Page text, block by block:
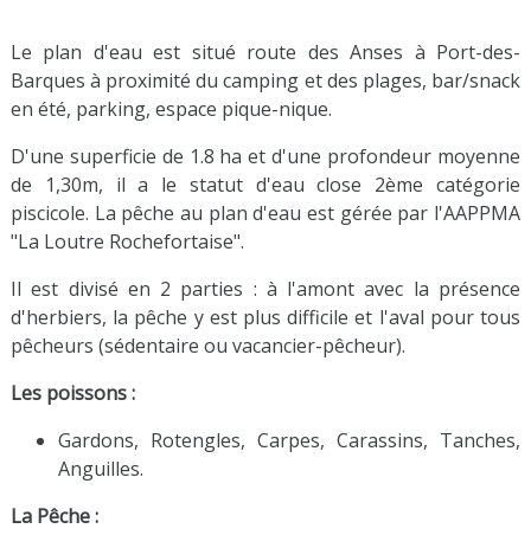
Le plan d'eau est situé route des Anses à Port-des-
Barques à proximité du camping et des plages, bar/snack
en été, parking, espace pique-nique.
D'une superficie de 1.8 ha et d'une profondeur moyenne
de 1,30m, il a le statut d'eau close 2ème catégorie
piscicole. La pêche au plan d'eau est gérée par l'AAPPMA
"La Loutre Rochefortaise".
Il est divisé en 2 parties : à l'amont avec la présence
d'herbiers, la pêche y est plus difficile et l'aval pour tous
pêcheurs (sédentaire ou vacancier-pêcheur).
Les poissons :
Gardons, Rotengles, Carpes, Carassins, Tanches,
Anguilles.
La Pêche :